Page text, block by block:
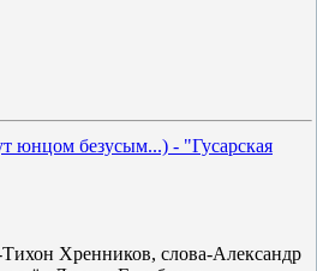
юнцом безусым...) - "Гусарская
Хренников, слова-Александр